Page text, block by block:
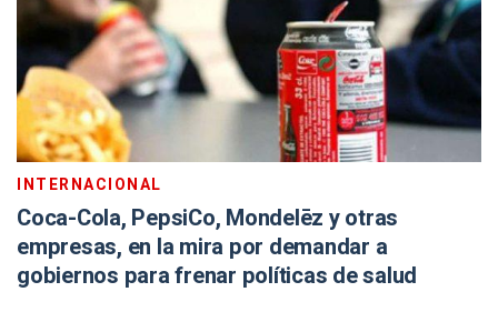
INTERNACIONAL
Coca-Cola, PepsiCo, Mondelēz y otras
empresas, en la mira por demandar a
gobiernos para frenar políticas de salud